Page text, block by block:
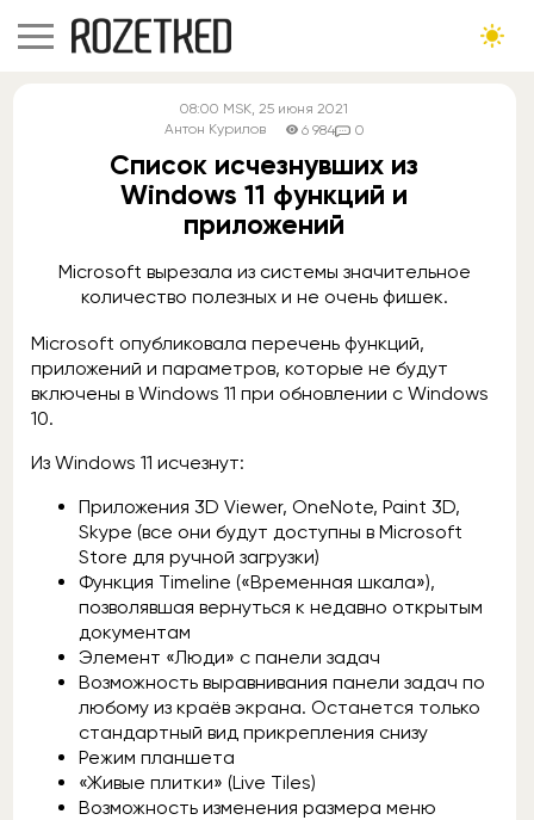
08:00 MSK, 25 июня 2021
Антон Курилов
6 984 0
Список исчезнувших из
Windows 11 функций и
приложений
Microsoft вырезала из системы значительное
количество полезных и не очень фишек.
Microsoft опубликовала перечень функций,
приложений и параметров, которые не будут
включены в Windows 11 при обновлении с Windows
10.
Из Windows 11 исчезнут:
Приложения 3D Viewer, OneNote, Paint 3D,
Skype (все они будут доступны в Microsoft
Store для ручной загрузки)
Функция Timeline («Временная шкала»),
позволявшая вернуться к недавно открытым
документам
Элемент «Люди» с панели задач
Возможность выравнивания панели задач по
любому из краёв экрана. Останется только
стандартный вид прикрепления снизу
Режим планшета
«Живые плитки» (Live Tiles)
Возможность изменения размера меню